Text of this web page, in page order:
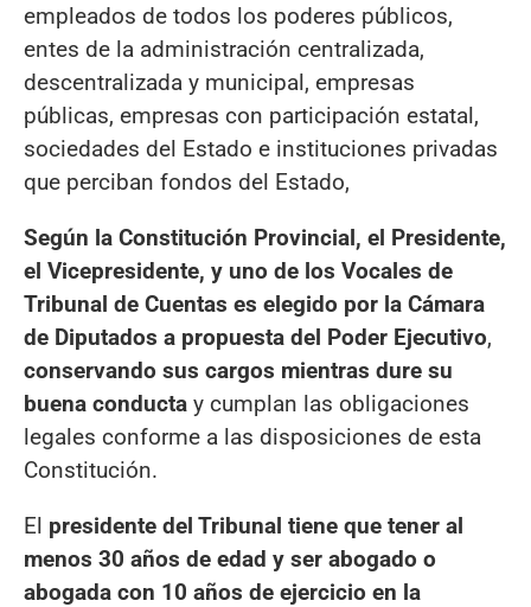
empleados de todos los poderes públicos,
entes de la administración centralizada,
descentralizada y municipal, empresas
públicas, empresas con participación estatal,
sociedades del Estado e instituciones privadas
que perciban fondos del Estado,
Según la Constitución Provincial, el Presidente,
el Vicepresidente, y uno de los Vocales de
Tribunal de Cuentas es elegido por la Cámara
de Diputados a propuesta del Poder Ejecutivo,
conservando sus cargos mientras dure su
buena conducta y cumplan las obligaciones
legales conforme a las disposiciones de esta
Constitución.
El presidente del Tribunal tiene que tener al
menos 30 años de edad y ser abogado o
abogada con 10 años de ejercicio en la